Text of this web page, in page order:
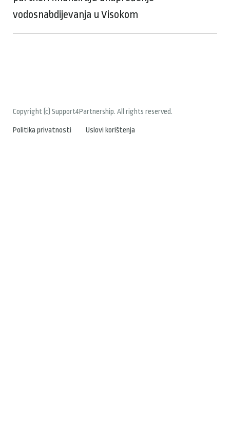
vodosnabdijevanja u Visokom
Copyright (c) Support4Partnership. All rights reserved.
Politika privatnosti Uslovi korištenja